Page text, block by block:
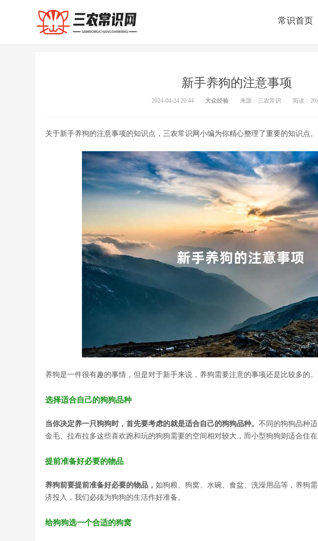
常识首页
新手养狗的注意事项
2024-04-24 20:44 大众经验 来源：三农常识 阅读： 20
关于新手养狗的注意事项的知识点，三农常识网小编为你精心整理了重要的知识点。
养狗是一件很有趣的事情，但是对于新手来说，养狗需要注意的事项还是比较多的
选择适合自己的狗狗品种
当你决定养一只狗狗时，首先要考虑的就是适合自己的狗狗品种。 不同的狗狗品种
金毛、拉布拉多这些喜欢跑和玩的狗狗需要的空间相对较大，而小型狗狗则适合住在
提前准备好必要的物品
养狗前要提前准备好必要的物品， 如狗粮、狗窝、水碗、食盆、洗澡用品等，养狗
济投入，我们必须为狗狗的生活作好准备。
给狗狗选一个合适的狗窝